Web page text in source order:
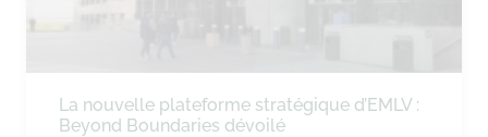
La nouvelle plateforme stratégique d’EMLV :
Beyond Boundaries dévoilé